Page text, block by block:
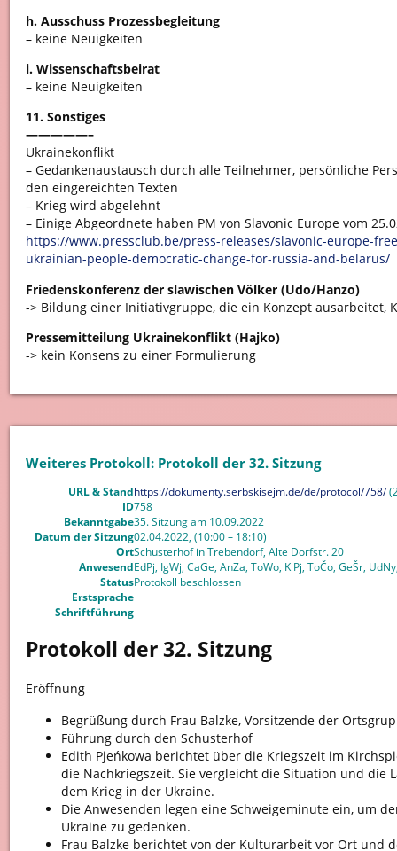
h. Ausschuss Prozessbegleitung
– keine Neuigkeiten
i. Wissenschaftsbeirat
– keine Neuigkeiten
11. Sonstiges
—————–
Ukrainekonflikt
– Gedankenaustausch durch alle Teilnehmer, persönliche
den eingereichten Texten
– Krieg wird abgelehnt
– Einige Abgeordnete haben PM von Slavonic Europe vom
https://www.pressclub.be/press-releases/slavonic-europe-
ukrainian-people-democratic-change-for-russia-and-belarus/
Friedenskonferenz der slawischen Völker (Udo/Hanzo)
-> Bildung einer Initiativgruppe, die ein Konzept ausarbeitet,
Pressemitteilung Ukrainekonflikt (Hajko)
-> kein Konsens zu einer Formulierung
Weiteres Protokoll: Protokoll der 32. Sitzung
URL & Standhttps://dokumenty.serbskisejm.de/de/protocol/758/
ID758
Bekanntgabe35. Sitzung am 10.09.2022
Datum der Sitzung02.04.2022, (10:00 – 18:10)
OrtSchusterhof in Trebendorf, Alte Dorfstr. 20
AnwesendEdPj, IgWj, CaGe, AnZa, ToWo, KiPj, ToČo, GeŠr,
StatusProtokoll beschlossen
Erstsprache
Schriftführung
Protokoll der 32. Sitzung
Eröffnung
Begrüßung durch Frau Balzke, Vorsitzende der
Führung durch den Schusterhof
Edith Pjeńkowa berichtet über die Kriegszeit im
die Nachkriegszeit. Sie vergleicht die Situation und die
dem Krieg in der Ukraine.
Die Anwesenden legen eine Schweigeminute ein, um
Ukraine zu gedenken.
Frau Balzke berichtet von der Kulturarbeit vor Ort und